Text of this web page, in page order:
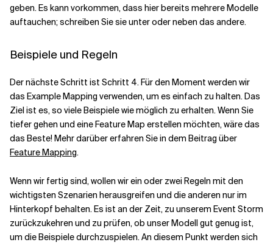
geben. Es kann vorkommen, dass hier bereits mehrere Modelle
auftauchen; schreiben Sie sie unter oder neben das andere.
Beispiele und Regeln
Der nächste Schritt ist Schritt 4. Für den Moment werden wir
das Example Mapping verwenden, um es einfach zu halten. Das
Ziel ist es, so viele Beispiele wie möglich zu erhalten. Wenn Sie
tiefer gehen und eine Feature Map erstellen möchten, wäre das
das Beste! Mehr darüber erfahren Sie in dem Beitrag über
Feature Mapping.
Wenn wir fertig sind, wollen wir ein oder zwei Regeln mit den
wichtigsten Szenarien herausgreifen und die anderen nur im
Hinterkopf behalten. Es ist an der Zeit, zu unserem Event Storm
zurückzukehren und zu prüfen, ob unser Modell gut genug ist,
um die Beispiele durchzuspielen. An diesem Punkt werden sich